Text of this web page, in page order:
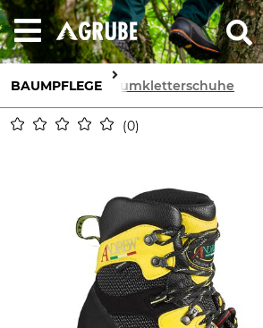
BAUMPFLEGE Baumkletterschuhe
0